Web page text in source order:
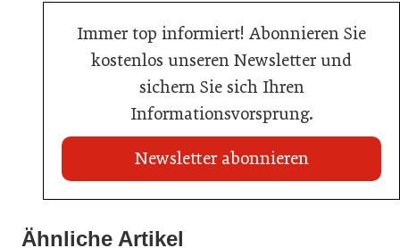
Immer top informiert! Abonnieren Sie
kostenlos unseren Newsletter und
sichern Sie sich Ihren
Informationsvorsprung.
Newsletter abonnieren
Ähnliche Artikel
20. Juli 2026